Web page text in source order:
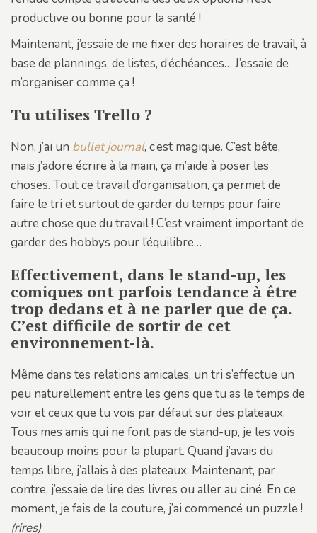
productive ou bonne pour la santé !
Maintenant, j’essaie de me fixer des horaires de travail, à
base de plannings, de listes, d’échéances… J’essaie de
m’organiser comme ça !
Tu utilises Trello ?
Non, j’ai un bullet journal, c’est magique. C’est bête,
mais j’adore écrire à la main, ça m’aide à poser les
choses. Tout ce travail d’organisation, ça permet de
faire le tri et surtout de garder du temps pour faire
autre chose que du travail ! C’est vraiment important de
garder des hobbys pour l’équilibre…
Effectivement, dans le stand-up, les
comiques ont parfois tendance à être
trop dedans et à ne parler que de ça.
C’est difficile de sortir de cet
environnement-là.
Même dans tes relations amicales, un tri s’effectue un
peu naturellement entre les gens que tu as le temps de
voir et ceux que tu vois par défaut sur des plateaux.
Tous mes amis qui ne font pas de stand-up, je les vois
beaucoup moins pour la plupart. Quand j’avais du
temps libre, j’allais à des plateaux. Maintenant, par
contre, j’essaie de lire des livres ou aller au ciné. En ce
moment, je fais de la couture, j’ai commencé un puzzle !
(rires)